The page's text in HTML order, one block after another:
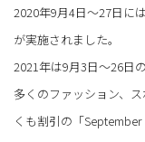
2020年9月4日～27日に
が実施されました。
2021年は9月3日～26日
多くのファッション、
くも割引の「September